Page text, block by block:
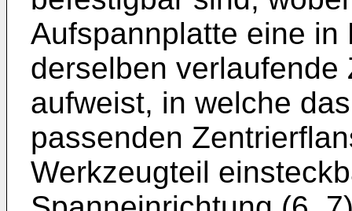
Aufspannplatte eine in
derselben verlaufende
aufweist, in welche
passenden
Werkzeugteil